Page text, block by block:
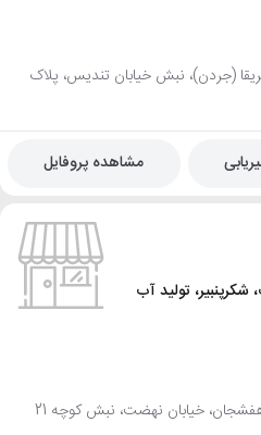
امانیه، آفریقا (جردن)، نبش خیابان تندیس، پلاک
مشاهده پروفایل
تولید آب
خیابان نهضت، نبش کوچه 21